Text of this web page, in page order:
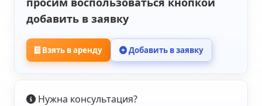
добавить в заявку
Взять в аренду Добавить в заявку
Нужна консультация?